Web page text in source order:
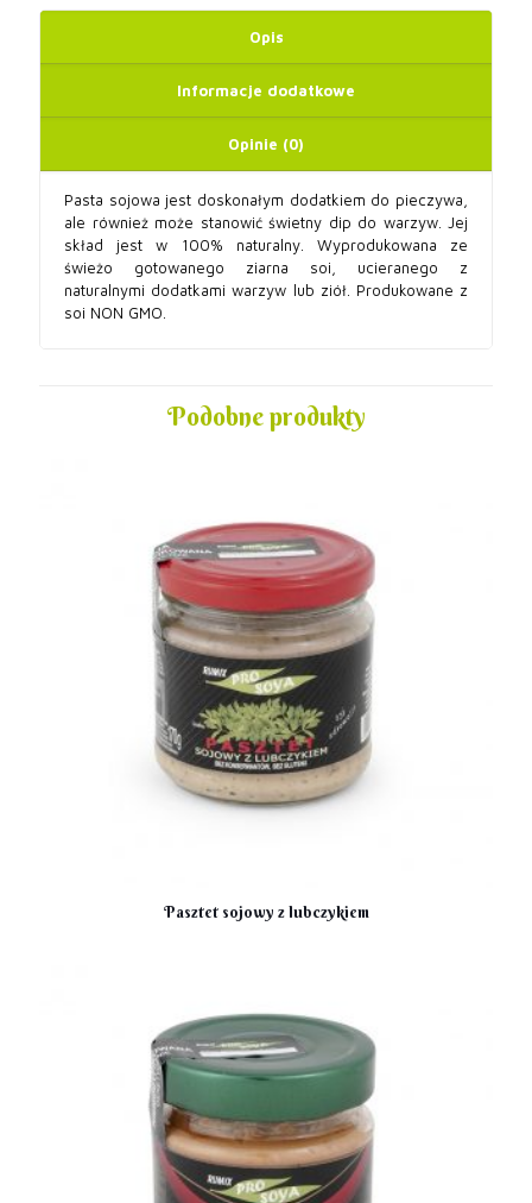
Opis
Informacje dodatkowe
Opinie (0)
Pasta sojowa jest doskonałym dodatkiem do pieczywa,
ale również może stanowić świetny dip do warzyw. Jej
skład jest w 100% naturalny. Wyprodukowana ze
świeżo gotowanego ziarna soi, ucieranego z
naturalnymi dodatkami warzyw lub ziół. Produkowane z
soi NON GMO.
Podobne produkty
Pasztet sojowy z lubczykiem